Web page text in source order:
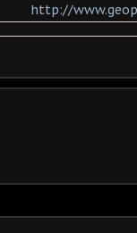
http://